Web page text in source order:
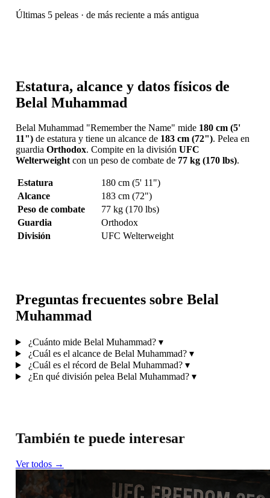
Últimas 5 peleas · de más reciente a más antigua
Estatura, alcance y datos físicos de
Belal Muhammad
Belal Muhammad "Remember the Name" mide 180 cm (5'
11")de estatura y tiene un alcance de 183 cm (72"). Pelea en
guardia Orthodox. Compite en la división UFC
Welterweightcon un peso de combate de 77 kg (170 lbs).
Estatura
180 cm (5' 11")
Alcance
183 cm (72")
Peso de combate
77 kg (170 lbs)
Guardia
Orthodox
División
UFC Welterweight
Preguntas frecuentes sobre Belal
Muhammad
¿Cuánto mide Belal Muhammad? ▾
¿Cuál es el alcance de Belal Muhammad? ▾
¿Cuál es el récord de Belal Muhammad? ▾
¿En qué división pelea Belal Muhammad? ▾
También te puede interesar
Ver todos →